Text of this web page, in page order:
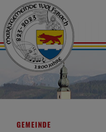
GEMEINDE